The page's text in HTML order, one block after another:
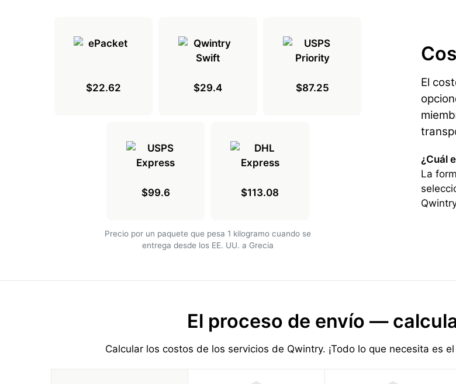
El
¿Cuál
La
$22.62 $29.4 $87.25
$99.6 $113.08
Precio por un paquete que pesa 1 kilogramo cuando se
entrega desde los EE. UU. a Grecia
El proceso de envío —
Calcular los costos de los servicios de Qwintry. ¡Todo lo que necesita es